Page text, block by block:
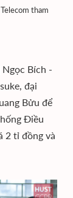
tham
Ngọc Bích -
đại
Bửu để
Điều
2 tỉ đồng và